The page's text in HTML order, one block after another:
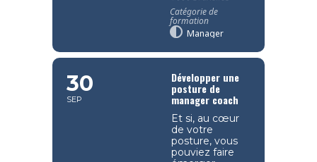
Catégorie de
formation
Manager
30
SEP
Développer une
posture de
manager coach
Et si, au cœur
de votre
posture, vous
pouviez faire